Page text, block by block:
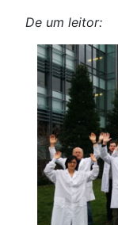
De um leitor: